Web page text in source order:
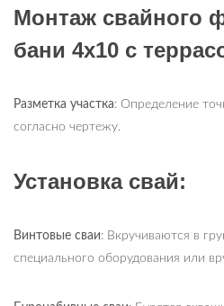
Монтаж свайного
бани 4х10 с
Разметка участка: Определение
согласно чертежу.
Установка свай:
Винтовые сваи: Вкручиваются в
специального оборудования или